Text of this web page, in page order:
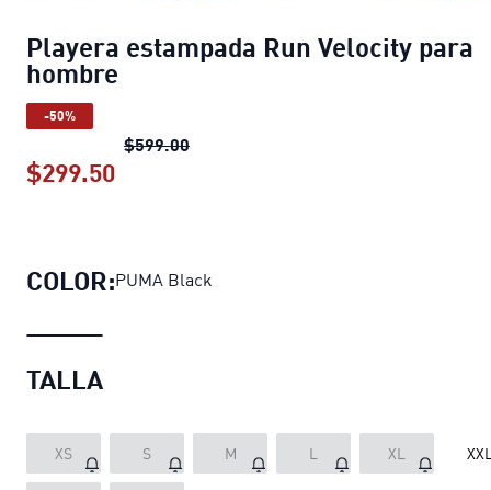
Playera estampada Run Velocity para
hombre
-50%
$599.00Playera estampada Run Velocity
$299.50
COLOR:PUMA Black
TALLA
XS S M L XL